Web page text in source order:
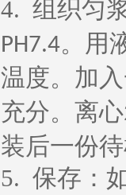
4. 组织匀
PH7.4。用
温度。加
充分。离心
装后一份
5. 保存：